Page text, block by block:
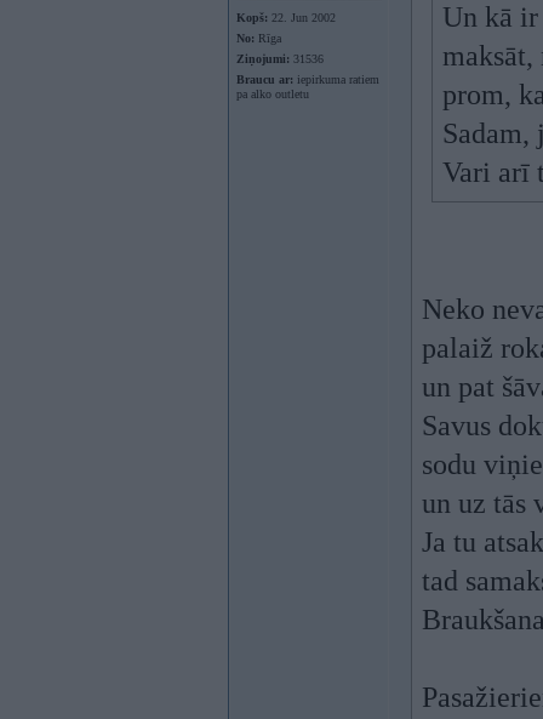
Kopš: 22. Jun 2002
No: Rīga
Ziņojumi: 31536
Braucu ar: iepirkuma ratiem
pa alko outletu
Un kā ir
maksāt,
prom,
Vari arī
Neko
palaiž
un pat
Savus
sodu
un uz tās
Ja tu
tad